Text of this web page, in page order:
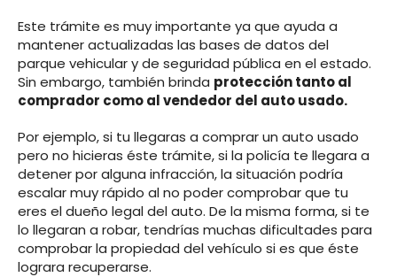
Este trámite es muy importante ya que ayuda a
mantener actualizadas las bases de datos del
parque vehicular y de seguridad pública en el estado.
Sin embargo, también brinda protección tanto al
comprador como al vendedor del auto usado.
Por ejemplo, si tu llegaras a comprar un auto usado
pero no hicieras éste trámite, si la policía te llegara a
detener por alguna infracción, la situación podría
escalar muy rápido al no poder comprobar que tu
eres el dueño legal del auto. De la misma forma, si te
lo llegaran a robar, tendrías muchas dificultades para
comprobar la propiedad del vehículo si es que éste
lograra recuperarse.